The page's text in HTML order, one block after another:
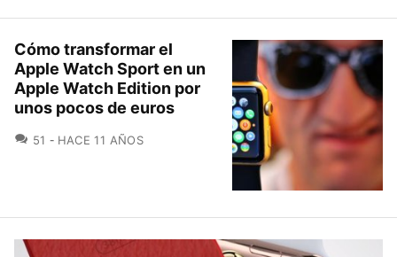
Cómo transformar el
Apple Watch Sport en un
Apple Watch Edition por
unos pocos de euros
51 COMENTARIOS
HACE 11 AÑOS